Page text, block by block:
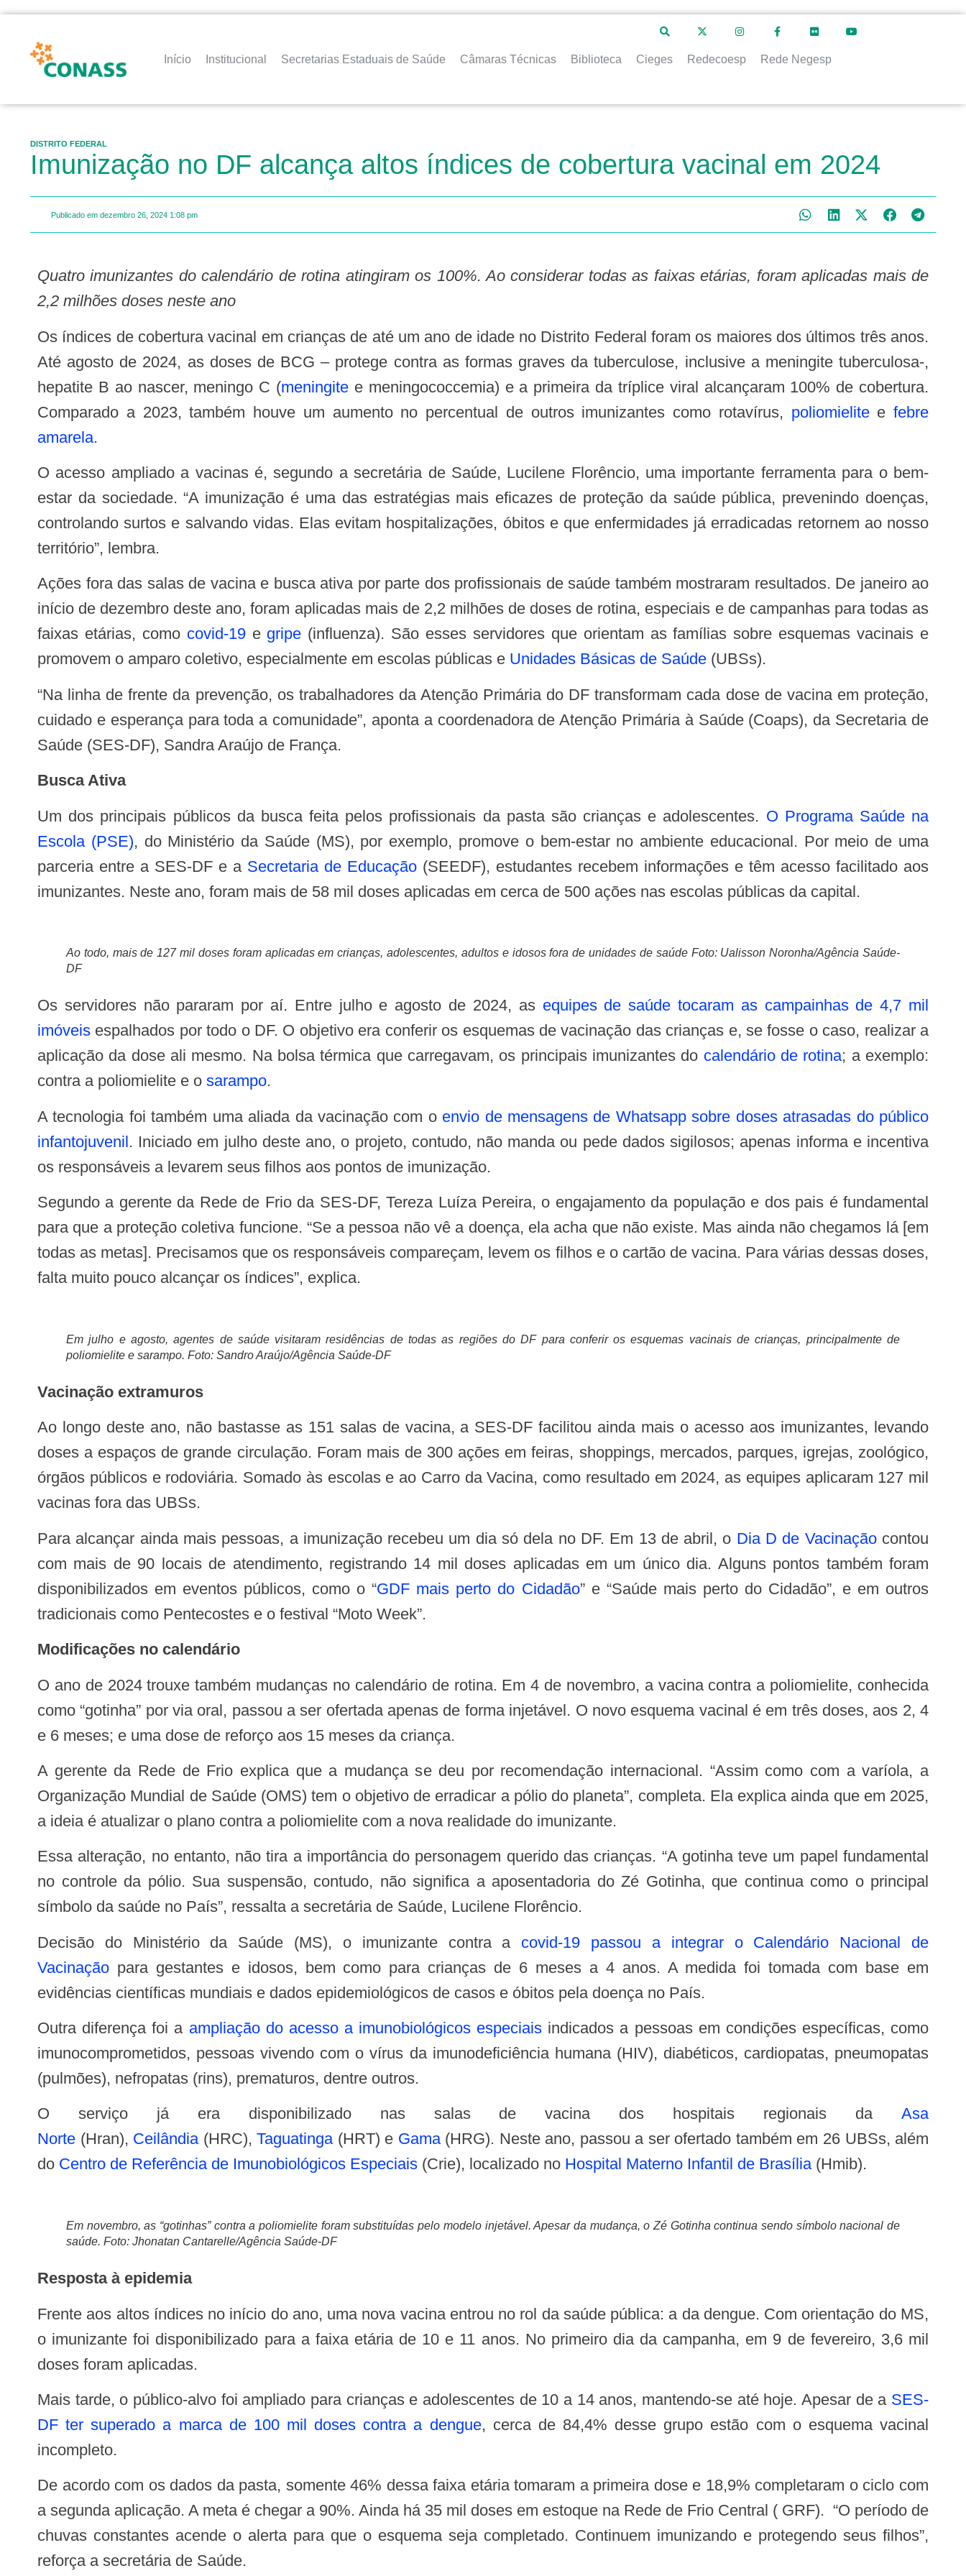
Início Institucional Secretarias Estaduais de Saúde Câmaras Técnicas Biblioteca Cieges Redecoesp Rede Negesp
DISTRITO FEDERAL
Imunização no DF alcança altos índices de cobertura vacinal em 2024
Publicado em dezembro 26, 2024 1:08 pm
Quatro imunizantes do calendário de rotina atingiram os 100%. Ao considerar todas as faixas etárias, foram aplicadas mais de
2,2 milhões doses neste ano
Os índices de cobertura vacinal em crianças de até um ano de idade no Distrito Federal foram os maiores dos últimos três anos.
Até agosto de 2024, as doses de BCG – protege contra as formas graves da tuberculose, inclusive a meningite tuberculosa-,
hepatite B ao nascer, meningo C (meningite e meningococcemia) e a primeira da tríplice viral alcançaram 100% de cobertura.
Comparado a 2023, também houve um aumento no percentual de outros imunizantes como rotavírus, poliomielitee febre
amarela.
O acesso ampliado a vacinas é, segundo a secretária de Saúde, Lucilene Florêncio, uma importante ferramenta para o bem-
estar da sociedade. “A imunização é uma das estratégias mais eficazes de proteção da saúde pública, prevenindo doenças,
controlando surtos e salvando vidas. Elas evitam hospitalizações, óbitos e que enfermidades já erradicadas retornem ao nosso
território”, lembra.
Ações fora das salas de vacina e busca ativa por parte dos profissionais de saúde também mostraram resultados. De janeiro ao
início de dezembro deste ano, foram aplicadas mais de 2,2 milhões de doses de rotina, especiais e de campanhas para todas as
faixas etárias, como covid-19e gripe (influenza). São esses servidores que orientam as famílias sobre esquemas vacinais e
promovem o amparo coletivo, especialmente em escolas públicas e Unidades Básicas de Saúde (UBSs).
“Na linha de frente da prevenção, os trabalhadores da Atenção Primária do DF transformam cada dose de vacina em proteção,
cuidado e esperança para toda a comunidade”, aponta a coordenadora de Atenção Primária à Saúde (Coaps), da Secretaria de
Saúde (SES-DF), Sandra Araújo de França.
Busca Ativa
Um dos principais públicos da busca feita pelos profissionais da pasta são crianças e adolescentes. O Programa Saúde na
Escola (PSE), do Ministério da Saúde (MS), por exemplo, promove o bem-estar no ambiente educacional. Por meio de uma
parceria entre a SES-DF e a Secretaria de Educação (SEEDF), estudantes recebem informações e têm acesso facilitado aos
imunizantes. Neste ano, foram mais de 58 mil doses aplicadas em cerca de 500 ações nas escolas públicas da capital.
Ao todo, mais de 127 mil doses foram aplicadas em crianças, adolescentes, adultos e idosos fora de unidades de saúde Foto: Ualisson Noronha/Agência Saúde-
DF
Os servidores não pararam por aí. Entre julho e agosto de 2024, asequipes de saúde tocaram as campainhas de 4,7 mil
imóveis espalhados por todo o DF. O objetivo era conferir os esquemas de vacinação das crianças e, se fosse o caso, realizar a
aplicação da dose ali mesmo. Na bolsa térmica que carregavam, os principais imunizantes do calendário de rotina; a exemplo:
contra a poliomielite e o sarampo.
A tecnologia foi também uma aliada da vacinação com o envio de mensagens de Whatsapp sobre doses atrasadas do público
infantojuvenil. Iniciado em julho deste ano, o projeto, contudo, não manda ou pede dados sigilosos; apenas informa e incentiva
os responsáveis a levarem seus filhos aos pontos de imunização.
Segundo a gerente da Rede de Frio da SES-DF, Tereza Luíza Pereira, o engajamento da população e dos pais é fundamental
para que a proteção coletiva funcione. “Se a pessoa não vê a doença, ela acha que não existe. Mas ainda não chegamos lá [em
todas as metas]. Precisamos que os responsáveis compareçam, levem os filhos e o cartão de vacina. Para várias dessas doses,
falta muito pouco alcançar os índices”, explica.
Em julho e agosto, agentes de saúde visitaram residências de todas as regiões do DF para conferir os esquemas vacinais de crianças, principalmente de
poliomielite e sarampo. Foto: Sandro Araújo/Agência Saúde-DF
Vacinação extramuros
Ao longo deste ano, não bastasse as 151 salas de vacina, a SES-DF facilitou ainda mais o acesso aos imunizantes, levando
doses a espaços de grande circulação. Foram mais de 300 ações em feiras, shoppings, mercados, parques, igrejas, zoológico,
órgãos públicos e rodoviária. Somado às escolas e ao Carro da Vacina, como resultado em 2024, as equipes aplicaram 127 mil
vacinas fora das UBSs.
Para alcançar ainda mais pessoas, a imunização recebeu um dia só dela no DF. Em 13 de abril, o Dia D de Vacinaçãocontou
com mais de 90 locais de atendimento, registrando 14 mil doses aplicadas em um único dia. Alguns pontos também foram
disponibilizados em eventos públicos, como o “GDF mais perto do Cidadão” e “Saúde mais perto do Cidadão”, e em outros
tradicionais como Pentecostes e o festival “Moto Week”.
Modificações no calendário
O ano de 2024 trouxe também mudanças no calendário de rotina. Em 4 de novembro, a vacina contra a poliomielite, conhecida
como “gotinha” por via oral, passou a ser ofertada apenas de forma injetável. O novo esquema vacinal é em três doses, aos 2, 4
e 6 meses; e uma dose de reforço aos 15 meses da criança.
A gerente da Rede de Frio explica que a mudança se deu por recomendação internacional. “Assim como com a varíola, a
Organização Mundial de Saúde (OMS) tem o objetivo de erradicar a pólio do planeta”, completa. Ela explica ainda que em 2025,
a ideia é atualizar o plano contra a poliomielite com a nova realidade do imunizante.
Essa alteração, no entanto, não tira a importância do personagem querido das crianças. “A gotinha teve um papel fundamental
no controle da pólio. Sua suspensão, contudo, não significa a aposentadoria do Zé Gotinha, que continua como o principal
símbolo da saúde no País”, ressalta a secretária de Saúde, Lucilene Florêncio.
Decisão do Ministério da Saúde (MS), o imunizante contra a covid-19 passou a integrar o Calendário Nacional de
Vacinação para gestantes e idosos, bem como para crianças de 6 meses a 4 anos. A medida foi tomada com base em
evidências científicas mundiais e dados epidemiológicos de casos e óbitos pela doença no País.
Outra diferença foi aampliação do acesso a imunobiológicos especiais indicados a pessoas em condições específicas, como
imunocomprometidos, pessoas vivendo com o vírus da imunodeficiência humana (HIV), diabéticos, cardiopatas, pneumopatas
(pulmões), nefropatas (rins), prematuros, dentre outros.
O serviço já era disponibilizado nas salas de vacina dos hospitais regionais da Asa
Norte (Hran), Ceilândia(HRC),Taguatinga(HRT) e Gama(HRG). Neste ano, passou a ser ofertado também em 26 UBSs, além
do Centro de Referência de Imunobiológicos Especiais (Crie), localizado no Hospital Materno Infantil de Brasília(Hmib).
Em novembro, as “gotinhas” contra a poliomielite foram substituídas pelo modelo injetável. Apesar da mudança, o Zé Gotinha continua sendo símbolo nacional de
saúde. Foto: Jhonatan Cantarelle/Agência Saúde-DF
Resposta à epidemia
Frente aos altos índices no início do ano, uma nova vacina entrou no rol da saúde pública: a da dengue. Com orientação do MS,
o imunizante foi disponibilizado para a faixa etária de 10 e 11 anos. No primeiro dia da campanha, em 9 de fevereiro, 3,6 mil
doses foram aplicadas.
Mais tarde, o público-alvo foi ampliado para crianças e adolescentes de 10 a 14 anos, mantendo-se até hoje. Apesar de aSES-
DF ter superado a marca de 100 mil doses contra a dengue, cerca de 84,4% desse grupo estão com o esquema vacinal
incompleto.
De acordo com os dados da pasta, somente 46% dessa faixa etária tomaram a primeira dose e 18,9% completaram o ciclo com
a segunda aplicação. A meta é chegar a 90%. Ainda há 35 mil doses em estoque na Rede de Frio Central ( GRF). “O período de
chuvas constantes acende o alerta para que o esquema seja completado. Continuem imunizando e protegendo seus filhos”,
reforça a secretária de Saúde.